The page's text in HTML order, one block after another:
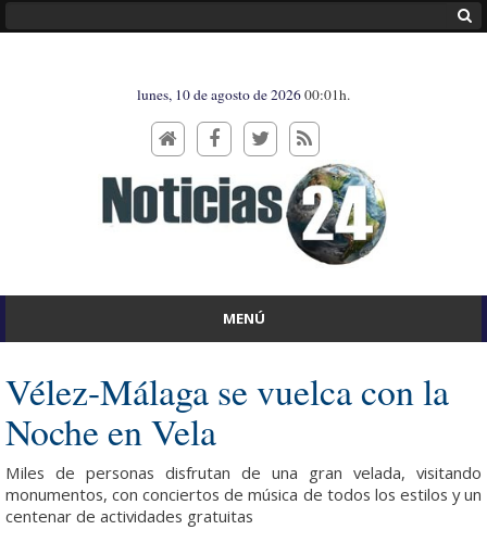
lunes, 10 de agosto de 202600:01h.
MENÚ
Vélez-Málaga se vuelca con la
Noche en Vela
Miles de personas disfrutan de una gran velada, visitando
monumentos, con conciertos de música de todos los estilos y un
centenar de actividades gratuitas